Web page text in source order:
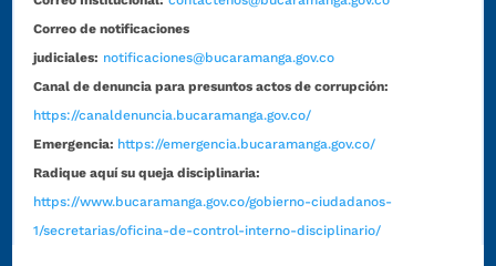
Correo de notificaciones
judiciales: notificaciones@bucaramanga.gov.co
Canal de denuncia para presuntos actos de corrupción:
https://canaldenuncia.bucaramanga.gov.co/
Emergencia: https://emergencia.bucaramanga.gov.co/
Radique aquí su queja disciplinaria:
https://www.bucaramanga.gov.co/gobierno-ciudadanos-
1/secretarias/oficina-de-control-interno-disciplinario/